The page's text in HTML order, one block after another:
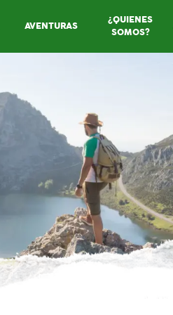
AVENTURAS
¿QUIENES
SOMOS?